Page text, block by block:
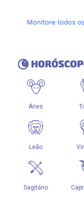
Monitore todos